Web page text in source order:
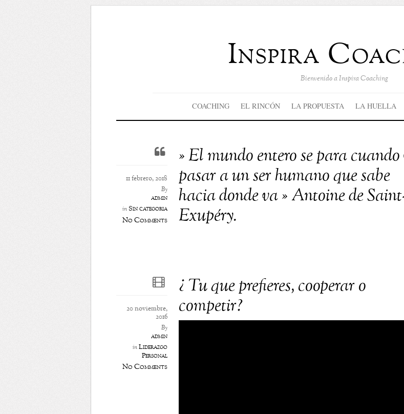
Inspira
Bienvenido a Inspira Coaching
COACHING EL RINCÓN LA PROPUESTA LA HUELLA
» El mundo entero se para cuando
pasar a un ser humano que sabe
hacia donde va » Antoine de
Exupéry.
11 febrero, 2018
By
admin
inSin categoría
No Comments
¿ Tu que prefieres, cooperar o
competir?
20 noviembre,
2016
By
admin
inLiderazgo
Personal
No Comments